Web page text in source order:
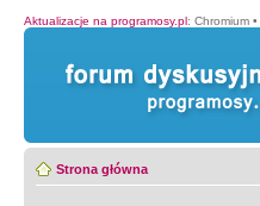
Aktualizacje na programosy.pl: Chromium •
Strona główna